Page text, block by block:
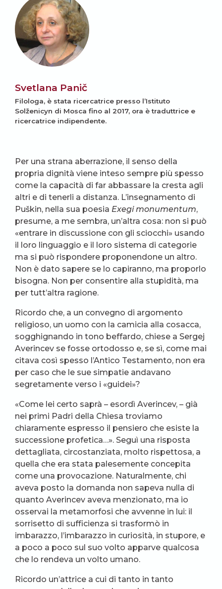
Svetlana Panič
Filologa, è stata ricercatrice presso l’Istituto
Solženicyn di Mosca fino al 2017, ora è traduttrice e
ricercatrice indipendente.
Per una strana aberrazione, il senso della
propria dignità viene inteso sempre più spesso
come la capacità di far abbassare la cresta agli
altri e di tenerli a distanza. L’insegnamento di
Puškin, nella sua poesia Exegi monumentum,
presume, a me sembra, un’altra cosa: non si può
«entrare in discussione con gli sciocchi» usando
il loro linguaggio e il loro sistema di categorie
ma si può rispondere proponendone un altro.
Non è dato sapere se lo capiranno, ma proporlo
bisogna. Non per consentire alla stupidità, ma
per tutt’altra ragione.
Ricordo che, a un convegno di argomento
religioso, un uomo con la camicia alla cosacca,
sogghignando in tono beffardo, chiese a Sergej
Averincev se fosse ortodosso e, se sì, come mai
citava così spesso l’Antico Testamento, non era
per caso che le sue simpatie andavano
segretamente verso i «guidei»?
«Come lei certo saprà – esordì Averincev, – già
nei primi Padri della Chiesa troviamo
chiaramente espresso il pensiero che esiste la
successione profetica…». Seguì una risposta
dettagliata, circostanziata, molto rispettosa, a
quella che era stata palesemente concepita
come una provocazione. Naturalmente, chi
aveva posto la domanda non sapeva nulla di
quanto Averincev aveva menzionato, ma io
osservai la metamorfosi che avvenne in lui: il
sorrisetto di sufficienza si trasformò in
imbarazzo, l’imbarazzo in curiosità, in stupore, e
a poco a poco sul suo volto apparve qualcosa
che lo rendeva un volto umano.
Ricordo un’attrice a cui di tanto in tanto